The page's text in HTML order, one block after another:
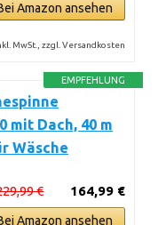
Amazon ansehen
MwSt., zzgl. Versandkosten
EMPFEHLUNG
mit Dach, 40 m
Wäsche
164,99 €
€
Amazon ansehen